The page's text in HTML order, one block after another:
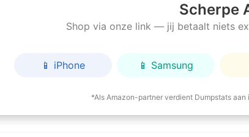
Scherpe
Shop via onze link — jij betaalt niets
📱 iPhone 📱 Samsung
*Als Amazon-partner verdient Dumpstats